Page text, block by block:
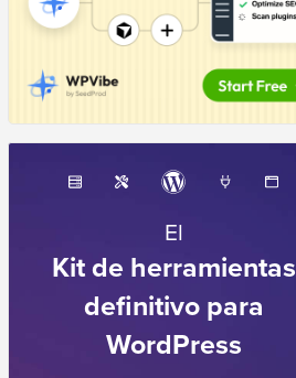
El
Kit de herramientas
definitivo para
WordPress